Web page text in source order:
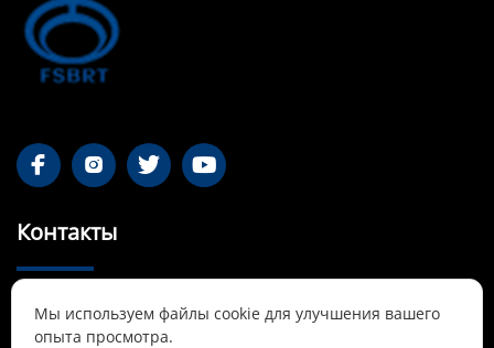
   
Контакты

55-1 Qianjin Road, район Синьфу, Фушунь,
Ляонин
Мы используем файлы cookie для улучшения вашего
опыта просмотра.